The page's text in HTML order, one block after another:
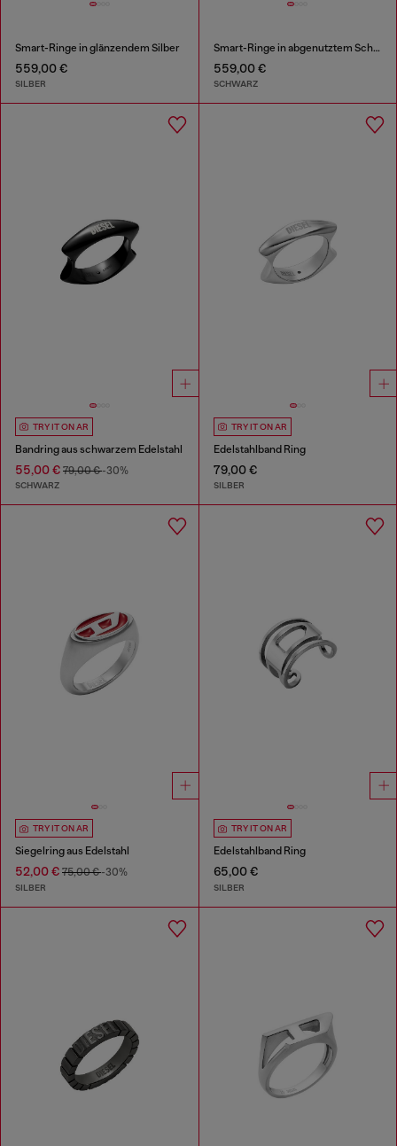
Smart-Ringe in glänzendem Silber
559,00 €
SILBER
Smart-Ringe in abgenutztem Schwarz
559,00 €
SCHWARZ
TRY IT ON AR
Bandring aus schwarzem Edelstahl
55,00 € 79,00 €-30%
SCHWARZ
TRY IT ON AR
Edelstahlband Ring
79,00 €
SILBER
TRY IT ON AR
Siegelring aus Edelstahl
52,00 € 75,00 €-30%
SILBER
TRY IT ON AR
Edelstahlband Ring
65,00 €
SILBER